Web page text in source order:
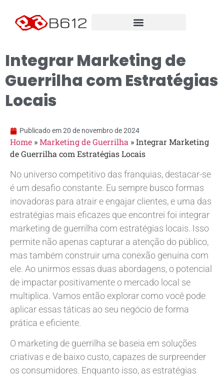
Integrar Marketing de
Guerrilha com Estratégias
Locais
Publicado em20 de novembro de 2024
Home »Marketing de Guerrilha »Integrar Marketing
de Guerrilha com Estratégias Locais
No universo competitivo das franquias, destacar-se
é um desafio constante. Eu sempre busco formas
inovadoras para atrair e engajar clientes, e uma das
estratégias mais eficazes que encontrei foi integrar
marketing de guerrilha com estratégias locais. Isso
permite não apenas capturar a atenção do público,
mas também construir uma conexão genuína com
ele. Ao unirmos essas duas abordagens, o potencial
de impactar positivamente o mercado local se
multiplica. Vamos então explorar como você pode
aplicar essas táticas ao seu negócio de forma
prática e eficiente.
O marketing de guerrilha se baseia em soluções
criativas e de baixo custo, capazes de surpreender
os consumidores. Enquanto isso, as estratégias